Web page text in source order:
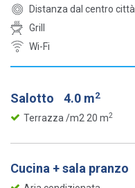
Distanza dal centro città
Grill
Wi-Fi
Salotto 4.0 m2
Terrazza /m2 20 m2
Cucina + sala pranzo